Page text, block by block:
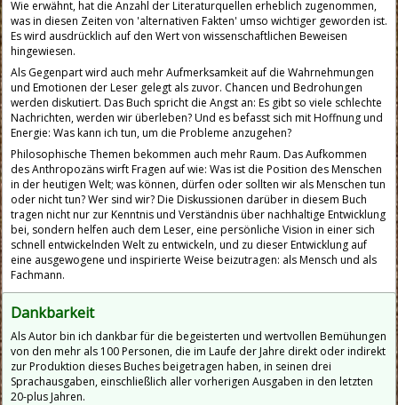
Wie erwähnt, hat die Anzahl der Literaturquellen erheblich zugenommen,
was in diesen Zeiten von 'alternativen Fakten' umso wichtiger geworden ist.
Es wird ausdrücklich auf den Wert von wissenschaftlichen Beweisen
hingewiesen.
Als Gegenpart wird auch mehr Aufmerksamkeit auf die Wahrnehmungen
und Emotionen der Leser gelegt als zuvor. Chancen und Bedrohungen
werden diskutiert. Das Buch spricht die Angst an: Es gibt so viele schlechte
Nachrichten, werden wir überleben? Und es befasst sich mit Hoffnung und
Energie: Was kann ich tun, um die Probleme anzugehen?
Philosophische Themen bekommen auch mehr Raum. Das Aufkommen
des Anthropozäns wirft Fragen auf wie: Was ist die Position des Menschen
in der heutigen Welt; was können, dürfen oder sollten wir als Menschen tun
oder nicht tun? Wer sind wir? Die Diskussionen darüber in diesem Buch
tragen nicht nur zur Kenntnis und Verständnis über nachhaltige Entwicklung
bei, sondern helfen auch dem Leser, eine persönliche Vision in einer sich
schnell entwickelnden Welt zu entwickeln, und zu dieser Entwicklung auf
eine ausgewogene und inspirierte Weise beizutragen: als Mensch und als
Fachmann.
Dankbarkeit
Als Autor bin ich dankbar für die begeisterten und wertvollen Bemühungen
von den mehr als 100 Personen, die im Laufe der Jahre direkt oder indirekt
zur Produktion dieses Buches beigetragen haben, in seinen drei
Sprachausgaben, einschließlich aller vorherigen Ausgaben in den letzten
20-plus Jahren.